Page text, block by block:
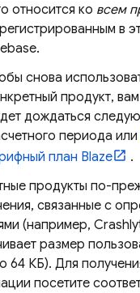
относится ко всем
в
снова
продукт,
дождаться
периода или
план Blaze
.
продукты по-
связанные с
(например,
размер
64 КБ). Для
посетите